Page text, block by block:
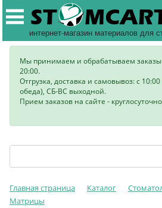
интернет-магазин материалов для
Мы принимаем и обрабатываем
20:00.
Отгрузка, доставка и самовывоз: с
обеда), СБ-ВС выходной.
Прием заказов на сайте -
Главная страница Каталог
Матрицы